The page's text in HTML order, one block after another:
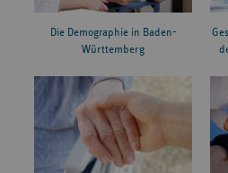
Die Demographie in Baden-
Württemberg